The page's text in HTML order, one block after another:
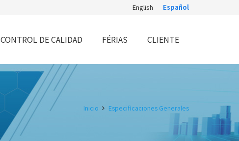
English Español
CONTROL DE CALIDAD FÉRIAS CLIENTE
Inicio Especificaciones Generales